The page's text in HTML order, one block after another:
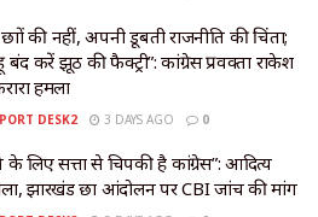
की नहीं, अपनी डूबती राजनीति की चिंता;
बंद करें झूठ की फैक्ट्री”: कांग्रेस प्रवक्ता राकेश
हमला
DESK2 3 DAYS AGO 0
के लिए सत्ता से चिपकी है कांग्रेस”: आदित्य
झारखंड छात्र आंदोलन पर CBI जांच की मांग